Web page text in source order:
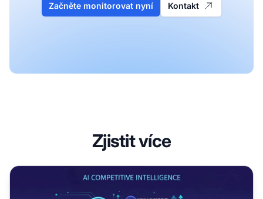
Začněte monitorovat nyní Kontakt
Zjistit více
AI Competitive Intelligence